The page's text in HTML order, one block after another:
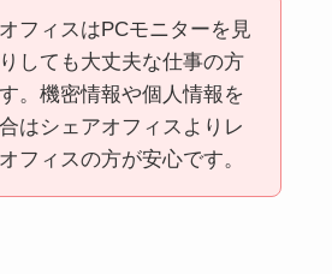
フィスはPCモニターを見
しても大丈夫な仕事の方
。機密情報や個人情報を
はシェアオフィスよりレ
フィスの方が安心です。